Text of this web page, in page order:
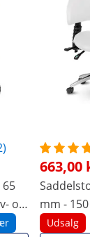
65
og
663,00
mm -
Udsalg